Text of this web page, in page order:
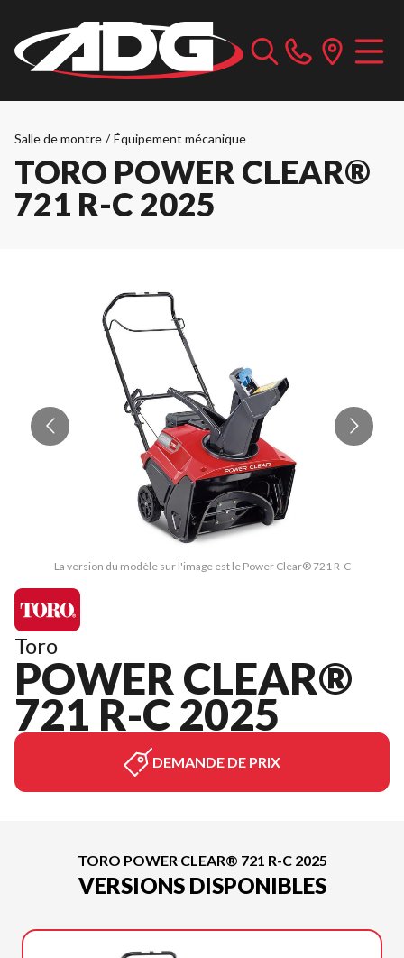
Salle de montre / Équipement mécanique
TORO POWER CLEAR®
721 R-C 2025
La version du modèle sur l'image est le Power Clear® 721 R-C
Toro
POWER CLEAR®
721 R-C 2025
DEMANDE DE PRIX
TORO POWER CLEAR® 721 R-C 2025
VERSIONS DISPONIBLES